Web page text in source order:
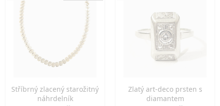
Stříbrný zlacený starožitný
náhrdelník
Zlatý art-deco prsten s
diamantem